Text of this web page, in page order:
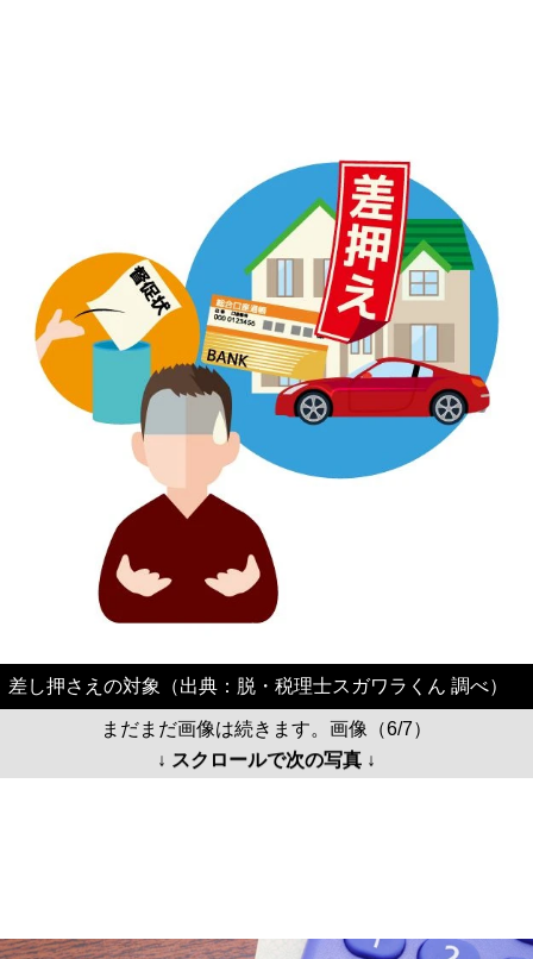
差し押さえの対象（出典：脱・税理士スガワラくん 調べ）
まだまだ画像は続きます。画像（6/7）
↓ スクロールで次の写真 ↓